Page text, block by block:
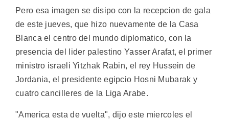
Pero esa imagen se disipo con la recepcion de gala
de este jueves, que hizo nuevamente de la Casa
Blanca el centro del mundo diplomatico, con la
presencia del lider palestino Yasser Arafat, el primer
ministro israeli Yitzhak Rabin, el rey Hussein de
Jordania, el presidente egipcio Hosni Mubarak y
cuatro cancilleres de la Liga Arabe.
"America esta de vuelta", dijo este miercoles el